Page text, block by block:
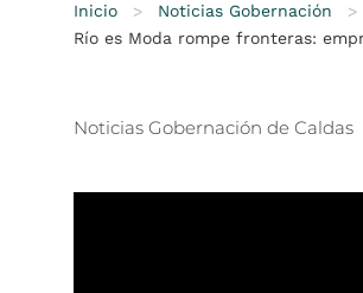
Inicio > Noticias Gobernación >
Río es Moda rompe fronteras:
Noticias Gobernación de Caldas